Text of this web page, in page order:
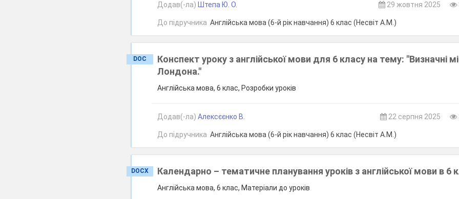
Додав(-ла) Штепа Ю. О. 29 жовтня 2025
До підручника Англійська мова (6-й рік навчання) 6 клас (Несвіт А.М.)
DOC
Конспект уроку з англійської мови для 6 класу на тему: "Визначні
Лондона."
Англійська мова, 6 клас, Розробки уроків
Додав(-ла)Алексєєнко В. 22 серпня 2025
До підручника Англійська мова (6-й рік навчання) 6 клас (Несвіт А.М.)
DOCX Календарно – тематичне планування уроків з англійської мови в 6
Англійська мова, 6 клас, Матеріали до уроків